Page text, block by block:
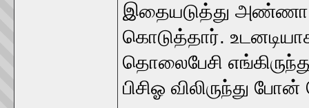
இதையடுத்து அண்ணா
கொடுத்தார்.
தொலைபேசி
பிசிஓ விலிருந்து